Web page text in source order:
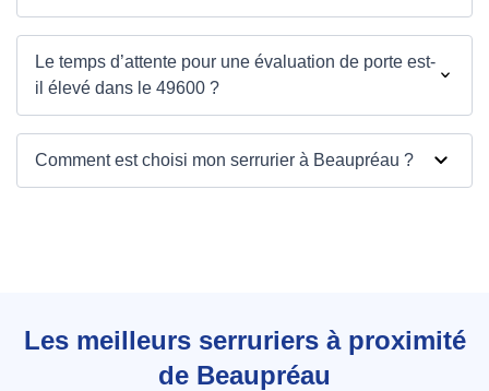
Le temps d’attente pour une évaluation de porte est-
il élevé dans le 49600 ?
Comment est choisi mon serrurier à Beaupréau ?
Les meilleurs serruriers à proximité
de Beaupréau